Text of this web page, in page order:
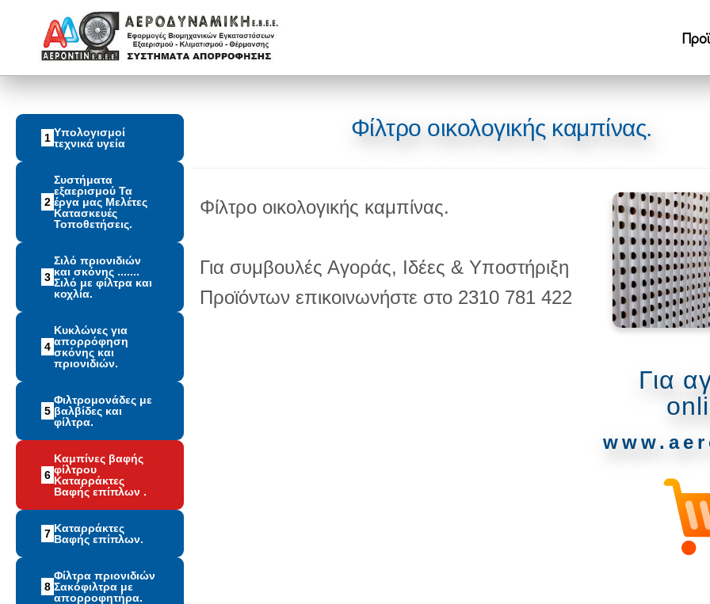
1 Υπολογισμοί
τεχνικά υγεία
2
Συστήματα
εξαερισμού Τα
έργα μας Μελέτες
Κατασκευές
Τοποθετήσεις.
3
Σιλό πριονιδιών
και σκόνης .......
Σιλό με φίλτρα και
κοχλία.
4
Κυκλώνες για
απορρόφηση
σκόνης και
πριονιδιών.
5
Φιλτρομονάδες με
βαλβίδες και
φίλτρα.
6
Καμπίνες βαφής
φίλτρου
Καταρράκτες
Βαφής επίπλων .
7 Καταρράκτες
Βαφής επίπλων.
8
Φίλτρα πριονιδιών
Σακόφιλτρα με
απορροφητήρα.
Φίλτρο οικολογικής καμπίνας.
Φίλτρο οικολογικής καμπίνας.
Για συμβουλές Αγοράς, Ιδέες & Υποστήριξη
Προϊόντων επικοινωνήστε στο 2310 781 422
Για